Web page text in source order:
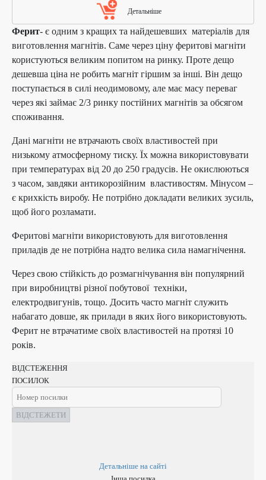
ВІДСТЕЖЕННЯ
ПОСИЛОК
ВІДСТЕЖЕТИ
Детальніше на сайті
Детальніше
Ферит- є одним з кращих та найдешевших матеріалів для
виготовлення магнітів. Саме через ціну феритові магніти
користуються великим попитом на ринку. Проте дещо
дешевша ціна не робить магніт гіршим за інші. Він дещо
поступається в силі неодимовому, але має масу переваг
через які займає 2/3 ринку постійних магнітів за обсягом
споживання.
Дані магніти не втрачають своїх властивостей при
низькому атмосферному тиску. Їх можна використовувати
при температурах від 20 до 250 градусів. Не окислюються
з часом, завдяки антикорозійним властивостям. Мінусом –
є крихкість виробу. Не потрібно докладати великих зусиль,
щоб його розламати.
Феритові магніти використовують для виготовлення
приладів де не потрібна надто велика сила намагнічення.
Через свою стійкість до розмагнічування він популярний
при виробництві різної побутової техніки,
електродвигунів, тощо. Досить часто магніт служить
набагато довше, як прилади в яких його використовують.
Ферит не втрачатиме своїх властивостей на протязі 10
років.